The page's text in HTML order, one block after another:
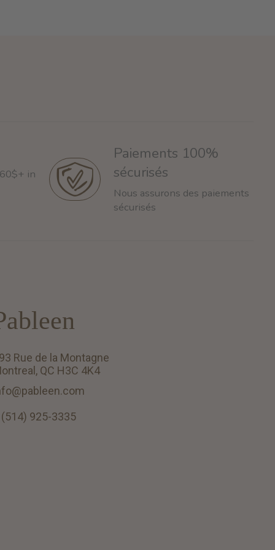
in
Paiements 100%
sécurisés
Nous assurons des paiements
sécurisés
Rue de la Montagne
QC H3C 4K4
(514) 925-3335